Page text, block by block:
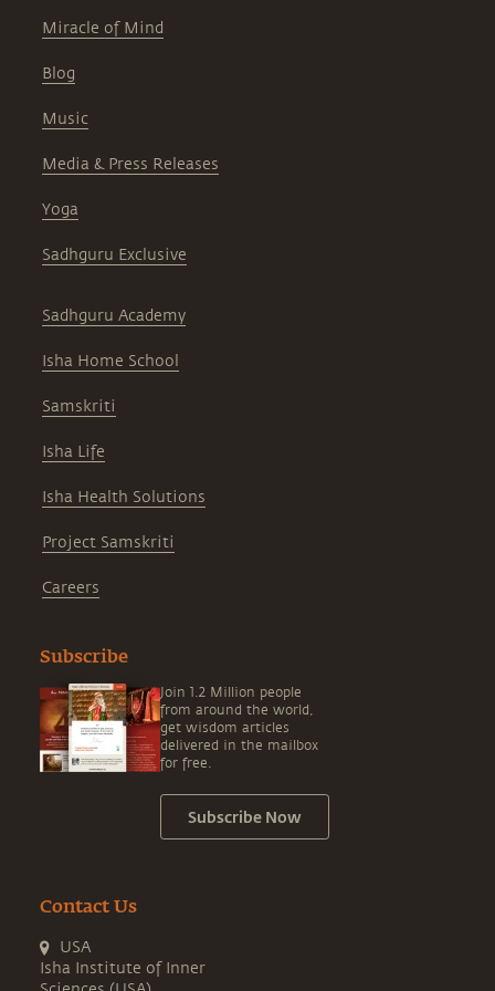
Miracle of Mind
Blog
Music
Media & Press Releases
Yoga
Sadhguru Exclusive
Sadhguru Academy
Isha Home School
Samskriti
Isha Life
Isha Health Solutions
Project Samskriti
Careers
Subscribe
Join 1.2 Million people
from around the world,
get wisdom articles
delivered in the mailbox
for free.
Subscribe Now
Contact Us
USA
Isha Institute of Inner